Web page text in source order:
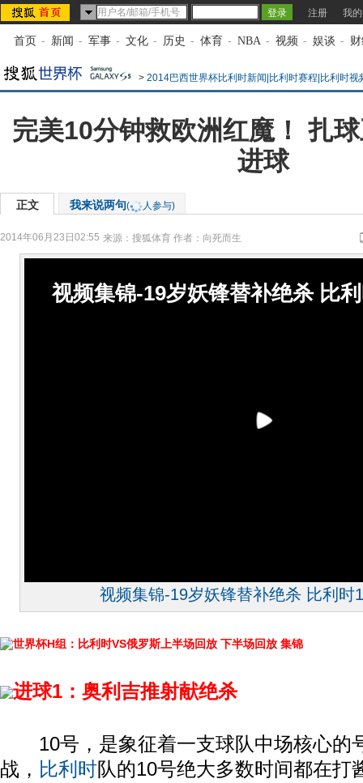
注册 我
首页 - 新闻 - 军事 - 文化 - 历史 - 体育 - NBA - 视频 - 娱谈 -
> 2014巴西世界杯比利时新闻|比利时赛程|比利时视
完美10分钟救欧洲红魔！ 扎
进球
正文 我来说两句( 人参与)
2014年06月23日02:55 来源： 搜狐体育 作者：向死而生
视频集锦-19岁妖锋替补绝杀 比
视频集锦-19岁妖锋替补绝杀 比利时
世界杯H组：比利时VS俄罗斯上半场回放 下半场回放 集锦
进球1：奥利吉推射献绝杀
10号，是象征着一支球队中场核心的
战， 比利时队的10号绝大多数时间都在打